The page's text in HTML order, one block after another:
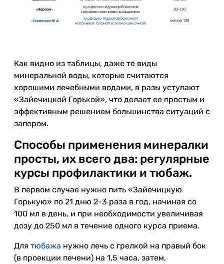
Как видно из таблицы, даже те виды
минеральной воды, которые считаются
хорошими лечебными водами, в разы уступают
«Зайечицкой Горькой», что делает ее простым и
эффективным решением большинства ситуаций с
запором.
Способы применения минералки
просты, их всего два: регулярные
курсы профилактики и тюбаж.
В первом случае нужно пить «Зайечицкую
Горькую» по 21 дню 2-3 раза в год, начиная со
100 мл в день, и при необходимости увеличивая
дозу до 250 мл в течение одного курса приема.
Для тюбажа нужно лечь с грелкой на правый бок
(в проекции печени) на 1,5 часа, затем,